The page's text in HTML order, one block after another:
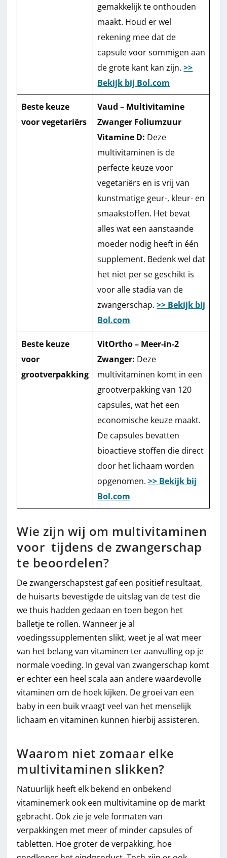
gemakkelijk te onthouden
maakt. Houd er wel
rekening mee dat de
capsule voor sommigen aan
de grote kant kan zijn.>>
Bekijk bij Bol.com
Beste keuze
voor vegetariërs
Vaud – Multivitamine
Zwanger Foliumzuur
Vitamine D: Deze
multivitaminen is de
perfecte keuze voor
vegetariërs en is vrij van
kunstmatige geur-, kleur- en
smaakstoffen. Het bevat
alles wat een aanstaande
moeder nodig heeft in één
supplement. Bedenk wel dat
het niet per se geschikt is
voor alle stadia van de
zwangerschap.>> Bekijk bij
Bol.com
Beste keuze
voor
grootverpakking
VitOrtho – Meer-in-2
Zwanger: Deze
multivitaminen komt in een
grootverpakking van 120
capsules, wat het een
economische keuze maakt.
De capsules bevatten
bioactieve stoffen die direct
door het lichaam worden
opgenomen.>> Bekijk bij
Bol.com
Wie zijn wij om multivitaminen
voor tijdens de zwangerschap
te beoordelen?
De zwangerschapstest gaf een positief resultaat,
de huisarts bevestigde de uitslag van de test die
we thuis hadden gedaan en toen begon het
balletje te rollen. Wanneer je al
voedingssupplementen slikt, weet je al wat meer
van het belang van vitaminen ter aanvulling op je
normale voeding. In geval van zwangerschap komt
er echter een heel scala aan andere waardevolle
vitaminen om de hoek kijken. De groei van een
baby in een buik vraagt veel van het menselijk
lichaam en vitaminen kunnen hierbij assisteren.
Waarom niet zomaar elke
multivitaminen slikken?
Natuurlijk heeft elk bekend en onbekend
vitaminemerk ook een multivitamine op de markt
gebracht. Ook zie je vele formaten van
verpakkingen met meer of minder capsules of
tabletten. Hoe groter de verpakking, hoe